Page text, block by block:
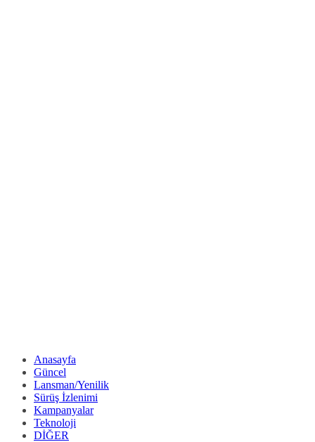
Anasayfa
Güncel
Lansman/Yenilik
Sürüş İzlenimi
Kampanyalar
Teknoloji
DİĞER